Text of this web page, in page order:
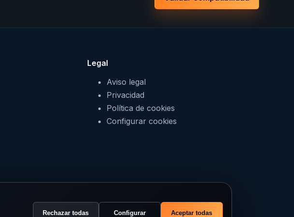
Legal
Aviso legal
Privacidad
Política de cookies
Configurar cookies
Rechazar todas Configurar Aceptar todas